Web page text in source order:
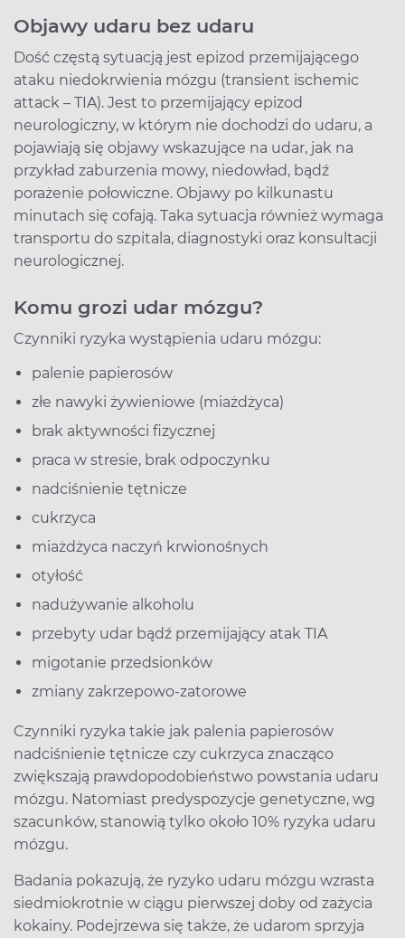
Objawy udaru bez udaru
Dość częstą sytuacją jest epizod przemijającego
ataku niedokrwienia mózgu (transient ischemic
attack – TIA). Jest to przemijający epizod
neurologiczny, w którym nie dochodzi do udaru, a
pojawiają się objawy wskazujące na udar, jak na
przykład zaburzenia mowy, niedowład, bądź
porażenie połowiczne. Objawy po kilkunastu
minutach się cofają. Taka sytuacja również wymaga
transportu do szpitala, diagnostyki oraz konsultacji
neurologicznej.
Komu grozi udar mózgu?
Czynniki ryzyka wystąpienia udaru mózgu:
palenie papierosów
złe nawyki żywieniowe (miażdżyca)
brak aktywności fizycznej
praca w stresie, brak odpoczynku
nadciśnienie tętnicze
cukrzyca
miażdżyca naczyń krwionośnych
otyłość
nadużywanie alkoholu
przebyty udar bądź przemijający atak TIA
migotanie przedsionków
zmiany zakrzepowo-zatorowe
Czynniki ryzyka takie jak palenia papierosów
nadciśnienie tętnicze czy cukrzyca znacząco
zwiększają prawdopodobieństwo powstania udaru
mózgu. Natomiast predyspozycje genetyczne, wg
szacunków, stanowią tylko około 10% ryzyka udaru
mózgu.
Badania pokazują, że ryzyko udaru mózgu wzrasta
siedmiokrotnie w ciągu pierwszej doby od zażycia
kokainy. Podejrzewa się także, że udarom sprzyja